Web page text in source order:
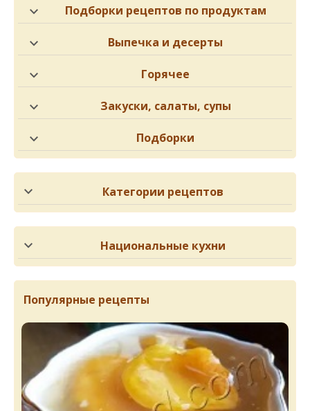
Подборки рецептов по продуктам
Выпечка и десерты
Горячее
Закуски, салаты, супы
Подборки
Категории рецептов
Национальные кухни
Популярные рецепты